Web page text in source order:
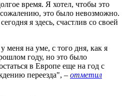
время. Я хотел, чтобы это
это было невозможно.
я здесь, счастлив со своей
меня на уме, с того дня, как я
году, но это было
в Европе еще на год с
переезда", – отметил